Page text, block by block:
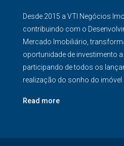
Desde 2015 a VTI Negócios
contribuindo com o
Mercado Imobiliário,
oportunidade de investimento
participando de todos os
realização do sonho do imóvel
Read more